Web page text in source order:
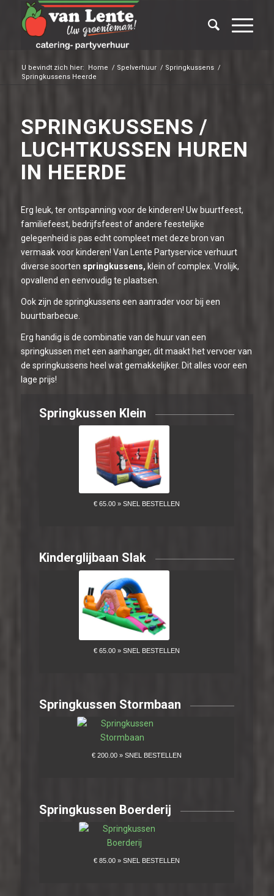
U bevindt zich hier: Home / Spelverhuur / Springkussens /
Springkussens Heerde
SPRINGKUSSENS /
LUCHTKUSSEN HUREN
IN HEERDE
Erg leuk, ter ontspanning voor de kinderen! Uw buurtfeest,
familiefeest, bedrijfsfeest of andere feestelijke
gelegenheid is pas echt compleet met deze bron van
vermaak voor kinderen! Van Lente Partyservice verhuurt
diverse soorten springkussens, klein of complex. Vrolijk,
opvallend en eenvoudig te plaatsen.
Ook zijn de springkussens een aanrader voor bij een
buurtbarbecue.
Erg handig is de combinatie van de huur van een
springkussen met een aanhanger, dit maakt het vervoer van
de springkussens heel wat gemakkelijker. Dit alles voor een
lage prijs!
Springkussen Klein
Kinderglijbaan Slak
Springkussen Stormbaan
Springkussen Boerderij